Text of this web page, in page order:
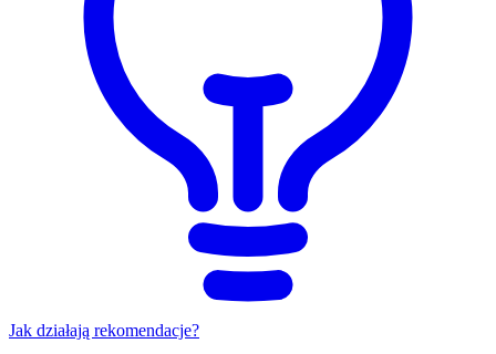
Jak działają rekomendacje?